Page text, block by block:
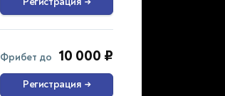
→
Фрибет до 10 000 ₽
Регистрация →